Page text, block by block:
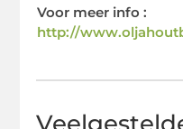
Voor meer info :
http://